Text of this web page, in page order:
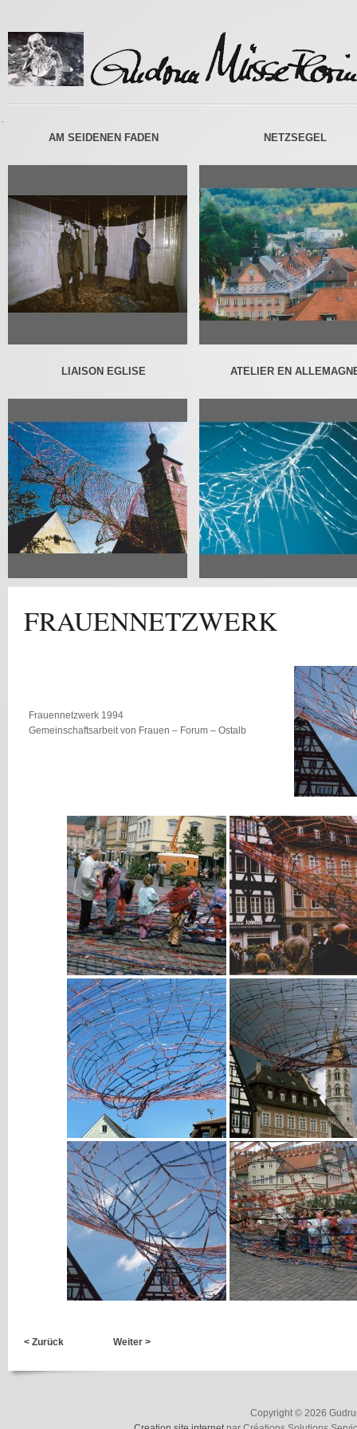
AM SEIDENEN FADEN NETZSEGEL
LIAISON EGLISE ATELIER EN
-
FRAUENNETZWERK
Frauennetzwerk 1994
Gemeinschaftsarbeit von Frauen – Forum – Ostalb
< Zurück Weiter >
Copyright © 2026